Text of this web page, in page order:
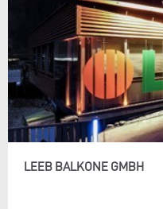
LEEB BALKONE GMBH